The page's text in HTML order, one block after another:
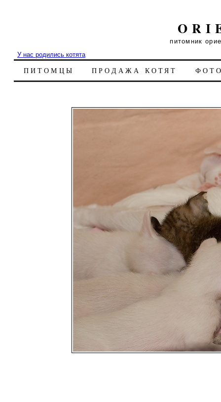
питомник
У нас родились котята
ПИТОМЦЫ ПРОДАЖА КОТЯТ